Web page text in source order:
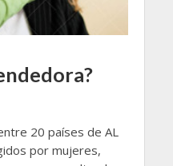
20 países de AL
por mujeres,